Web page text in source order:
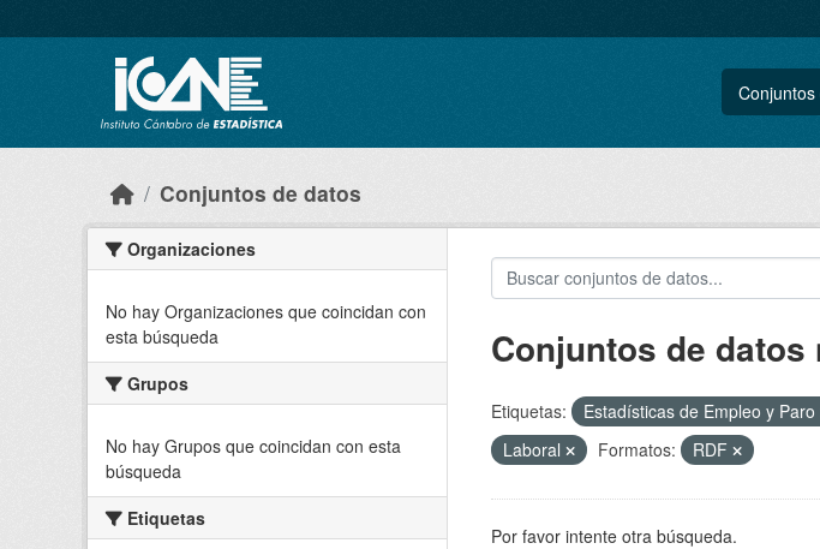
Conjuntos de datos
Organizaciones
No hay Organizaciones que coincidan con
esta búsqueda
Grupos
No hay Grupos que coincidan con esta
búsqueda
Etiquetas
Conjuntos de
Etiquetas: Estadísticas de Empleo y Paro
Laboral
Formatos: RDF
Por favor intente otra búsqueda.